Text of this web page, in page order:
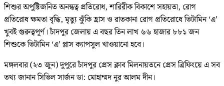
শিশুর অপুষ্টিজনিত অনন্ধত্ব প্রতিরোধ, শারিরীক বিকাশে সহায়তা, রোগ
প্রতিরোধ ক্ষমতা বৃদ্ধি, মৃত্যু ঝুঁকি হ্রাস ও রাতকানা রোগ প্রতিরোধে ভিটামিন ‘এ’
খুবই গুরুত্বপূর্ণ। চাঁদপুর জেলায় এ বছর তিন লাখ ৬৬ হাজার ৮৮১ জন
শিশুকে ভিটামিন ‘এ’ প্লাস ক্যাপসুল খাওয়ানো হবে।
মঙ্গলবার (২৩ জুন) দুপুরে চাঁদপুর প্রেস ক্লাব মিলনায়তনে প্রেস ব্রিফিংয়ে এ সব
তথ্য জানান সিভিল সার্জন ডা: মোহাম্মদ নুর আলম দীন।